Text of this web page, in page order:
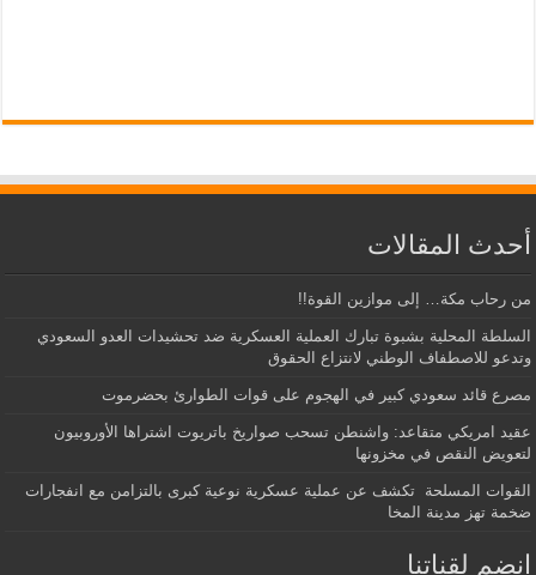
أحدث المقالات
من رحاب مكة… إلى موازين القوة!!
السلطة المحلية بشبوة تبارك العملية العسكرية ضد تحشيدات العدو السعودي
وتدعو للاصطفاف الوطني لانتزاع الحقوق
مصرع قائد سعودي كبير في الهجوم على قوات الطوارئ بحضرموت
عقيد امريكي متقاعد: واشنطن تسحب صواريخ باتريوت اشتراها الأوروبيون
لتعويض النقص في مخزونها
القوات المسلحة تكشف عن عملية عسكرية نوعية كبرى بالتزامن مع انفجارات
ضخمة تهز مدينة المخا
إنضم لقناتنا